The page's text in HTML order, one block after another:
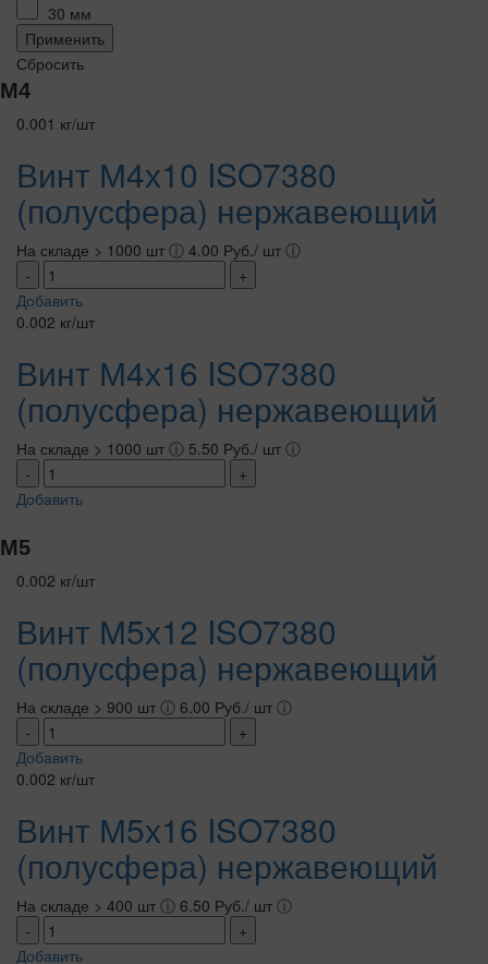
30 мм
Применить
Сбросить
М4
0.001 кг/шт
Винт М4х10 ISO7380
(полусфера) нержавеющий
На складе > 1000 шт ⓘ 4.00 Руб./ шт ⓘ
-
+
Добавить
0.002 кг/шт
Винт М4х16 ISO7380
(полусфера) нержавеющий
На складе > 1000 шт ⓘ 5.50 Руб./ шт ⓘ
-
+
Добавить
М5
0.002 кг/шт
Винт М5х12 ISO7380
(полусфера) нержавеющий
На складе > 900 шт ⓘ 6.00 Руб./ шт ⓘ
-
+
Добавить
0.002 кг/шт
Винт М5х16 ISO7380
(полусфера) нержавеющий
На складе > 400 шт ⓘ 6.50 Руб./ шт ⓘ
-
+
Добавить